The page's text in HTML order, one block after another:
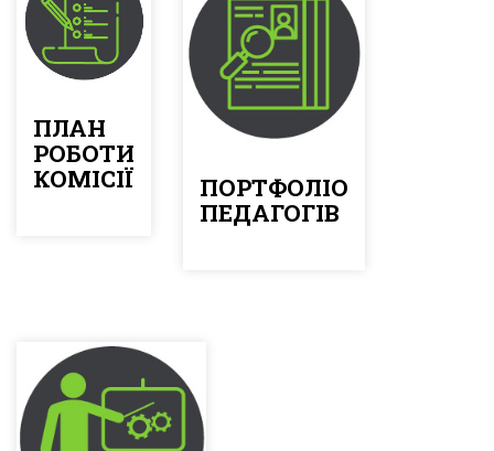
ПЛАН
РОБОТИ
КОМІСІЇ
ПОРТФОЛІО
ПЕДАГОГІВ